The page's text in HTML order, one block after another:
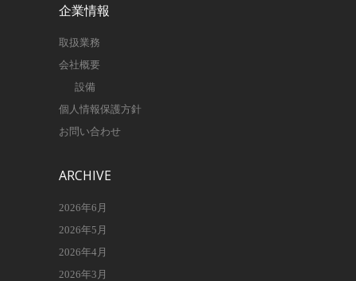
企業情報
取扱業務
会社概要
設備
個人情報保護方針
お問い合わせ
ARCHIVE
2026年6月
2026年5月
2026年4月
2026年3月